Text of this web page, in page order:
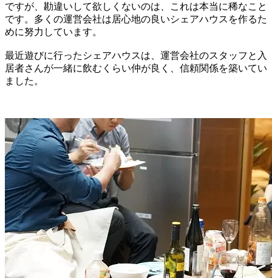
ですが、勘違いして欲しくないのは、これは本当に稀なこと
です。多くの運営会社は居心地の良いシェアハウスを作るた
めに努力しています。
最近遊びに行ったシェアハウスは、運営会社のスタッフと入
居者さんが一緒に飲むくらい仲が良く、信頼関係を築いてい
ました。